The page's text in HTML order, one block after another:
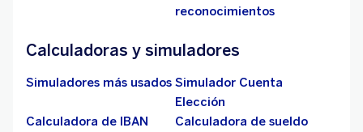
reconocimientos
Calculadoras y simuladores
Simuladores más usados Simulador Cuenta
Elección
Calculadora de IBAN
Calculadora de sueldo